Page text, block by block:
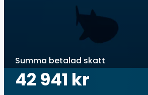
Summa betalad skatt
42 941 kr